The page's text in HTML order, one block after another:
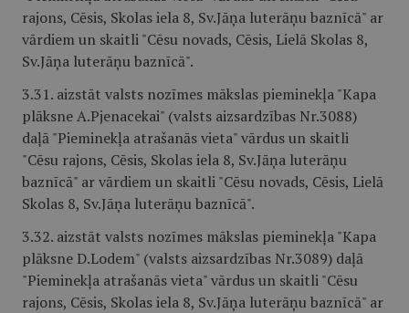
rajons, Cēsis, Skolas iela 8, Sv.Jāņa luterāņu baznīcā" ar
vārdiem un skaitli "Cēsu novads, Cēsis, Lielā Skolas 8,
Sv.Jāņa luterāņu baznīcā".
3.31. aizstāt valsts nozīmes mākslas pieminekļa "Kapa
plāksne A.Pjenacekai" (valsts aizsardzības Nr.3088)
daļā "Pieminekļa atrašanās vieta" vārdus un skaitli
"Cēsu rajons, Cēsis, Skolas iela 8, Sv.Jāņa luterāņu
baznīcā" ar vārdiem un skaitli "Cēsu novads, Cēsis, Lielā
Skolas 8, Sv.Jāņa luterāņu baznīcā".
3.32. aizstāt valsts nozīmes mākslas pieminekļa "Kapa
plāksne D.Lodem" (valsts aizsardzības Nr.3089) daļā
"Pieminekļa atrašanās vieta" vārdus un skaitli "Cēsu
rajons, Cēsis, Skolas iela 8, Sv.Jāņa luterāņu baznīcā" ar